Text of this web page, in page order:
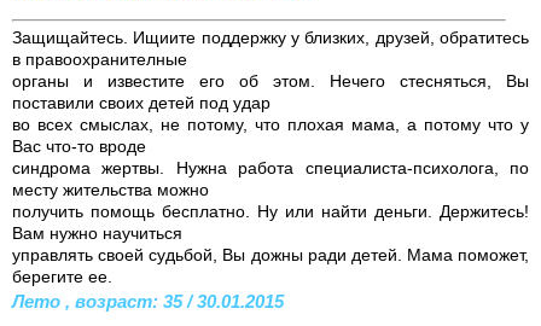
Защищайтесь. Ищиите поддержку у близких, друзей, обратитесь
в правоохранителные
органы и известите его об этом. Нечего стесняться, Вы
поставили своих детей под удар
во всех смыслах, не потому, что плохая мама, а потому что у
Вас что-то вроде
синдрома жертвы. Нужна работа специалиста-психолога, по
месту жительства можно
получить помощь бесплатно. Ну или найти деньги. Держитесь!
Вам нужно научиться
управлять своей судьбой, Вы дожны ради детей. Мама поможет,
берегите ее.
Лето , возраст: 35 / 30.01.2015